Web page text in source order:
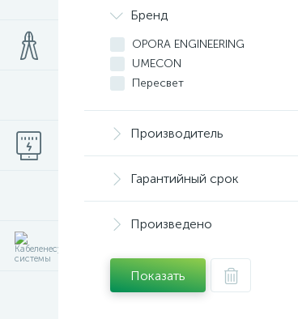
Бренд
OPORA ENGINEERING
UMECON
Пересвет
Производитель
Гарантийный срок
Произведено
Показать